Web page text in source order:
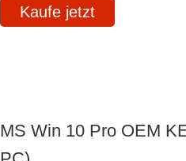
Kaufe jetzt
MS Win 10 Pro OEM